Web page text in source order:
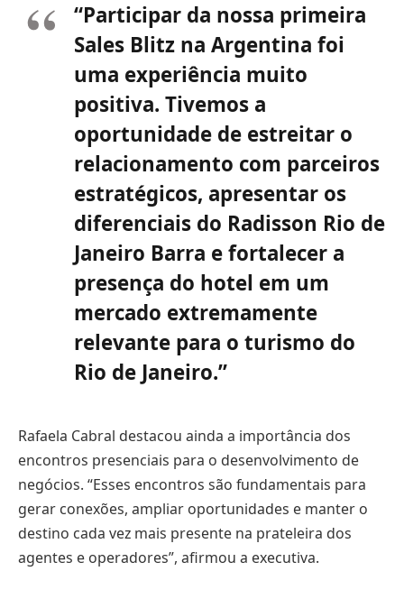
“Participar da nossa primeira
Sales Blitz na Argentina foi
uma experiência muito
positiva. Tivemos a
oportunidade de estreitar o
relacionamento com parceiros
estratégicos, apresentar os
diferenciais do Radisson Rio de
Janeiro Barra e fortalecer a
presença do hotel em um
mercado extremamente
relevante para o turismo do
Rio de Janeiro.”
Rafaela Cabral destacou ainda a importância dos
encontros presenciais para o desenvolvimento de
negócios. “Esses encontros são fundamentais para
gerar conexões, ampliar oportunidades e manter o
destino cada vez mais presente na prateleira dos
agentes e operadores”, afirmou a executiva.